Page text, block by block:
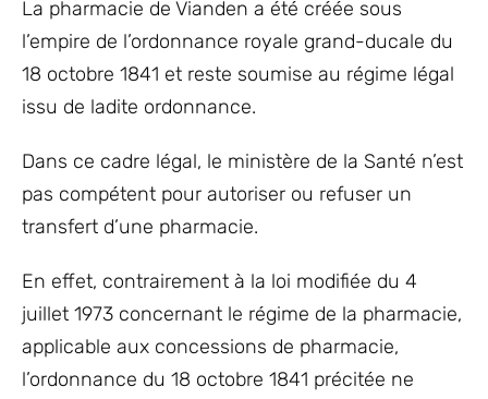
La pharmacie de Vianden a été créée sous
l’empire de l’ordonnance royale grand-ducale du
18 octobre 1841 et reste soumise au régime légal
issu de ladite ordonnance.
Dans ce cadre légal, le ministère de la Santé n’est
pas compétent pour autoriser ou refuser un
transfert d’une pharmacie.
En effet, contrairement à la loi modifiée du 4
juillet 1973 concernant le régime de la pharmacie,
applicable aux concessions de pharmacie,
l’ordonnance du 18 octobre 1841 précitée ne